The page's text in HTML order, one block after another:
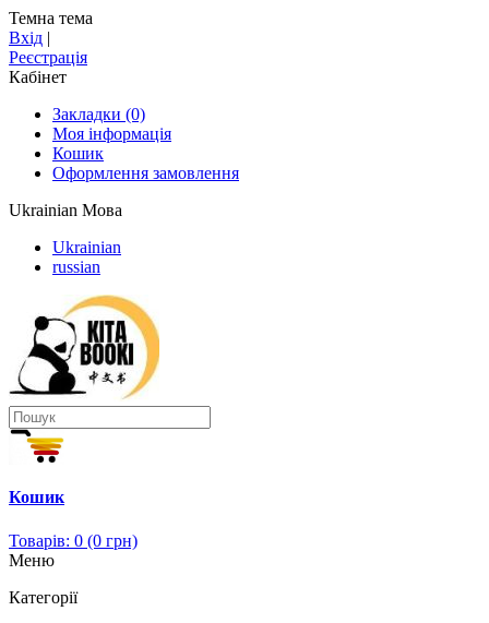
Темна тема
Вхід |
Реєстрація
Кабінет
Закладки (0)
Моя інформація
Кошик
Оформлення замовлення
Ukrainian Мова
Ukrainian
russian
Кошик
Товарів: 0 (0 грн)
Меню
Категорії